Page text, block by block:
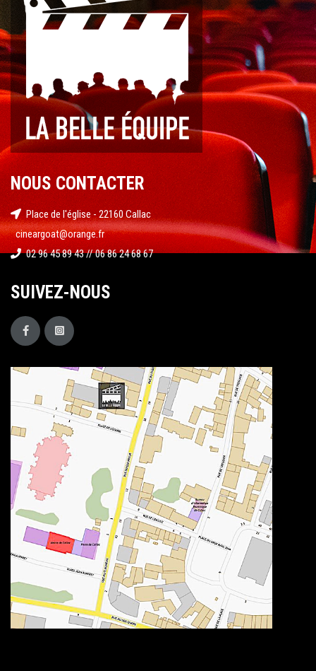
NOUS CONTACTER
Place de l'église - 22160 Callac
cineargoat@orange.fr
02 96 45 89 43 // 06 86 24 68 67
SUIVEZ-NOUS